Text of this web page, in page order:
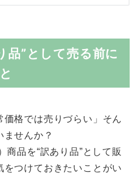
品”として売る前に
価格では売りづらい」そん
ませんか？
品を“訳あり品”として販
つけておきたいことがい